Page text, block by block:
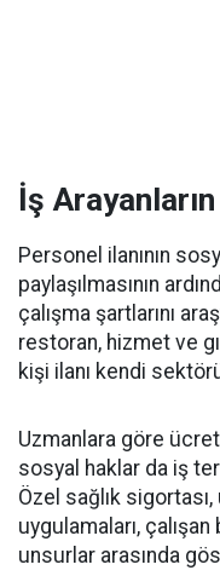
İş
Personel ilanının
paylaşılmasının
çalışma şartlarını
restoran, hizmet ve
kişi ilanı kendi
Uzmanlara göre
sosyal haklar da iş
Özel sağlık
uygulamaları, çalışan
unsurlar arasında